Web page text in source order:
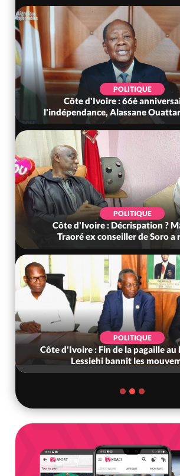
POLITIQUE
Côte d'Ivoire : 66è
l'indépendance, Alassane
POLITIQUE
Côte d'Ivoire : Décrispation ?
Traoré ex conseiller de Soro a
POLITIQUE
Côte d'Ivoire : Fin de la pagaille au
Lessiehi bannit les